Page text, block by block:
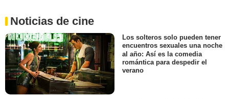
Noticias de cine
Los solteros solo pueden tener
encuentros sexuales una noche
al año: Así es la comedia
romántica para despedir el
verano